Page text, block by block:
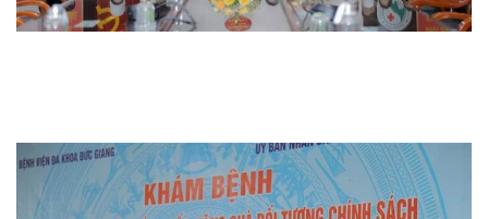
Thi đua khen thưởng